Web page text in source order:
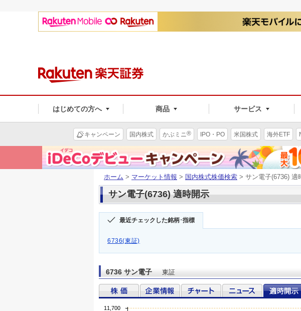
はじめての方へ 商品 サービス
キャンペーン 国内株式 かぶミニ® IPO・PO 米国株式 海外ETF
ホーム > マーケット情報 > 国内株式株価検索 > サン電子(6736) 適
サン電子(6736) 適時開示
最近チェックした銘柄･指標
6736(東証)
6736 サン電子 東証